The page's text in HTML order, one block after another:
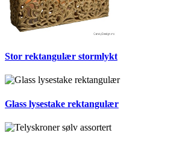
Stor rektangulær stormlykt
Glass lysestake rektangulær